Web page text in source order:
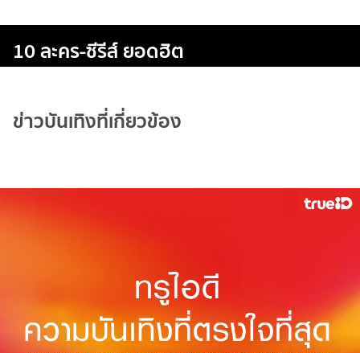
10 ละคร-ซีรีส์ ยอดฮิต
ข่าวบันเทิงที่เกี่ยวข้อง